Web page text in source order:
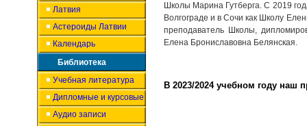
Латвия
Астероиды Латвии
Календарь
Библиотека
Учебная литература
Дипломные и курсовые
Аудио записи
Школы Марина Гутберга. С 2019
Волгограде и в Сочи как Школу
преподаватель Школы,
Елена Брониславовна Белянская.
В 2023/2024 учебном году наш